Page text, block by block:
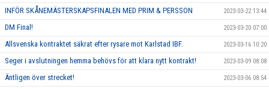
INFÖR SKÅNEMÄSTERSKAPSFINALEN MED PRIM & PERSSON 2023-03-22 13:44
DM Final! 2023-03-20 07:00
Allsvenska kontraktet säkrat efter rysare mot Karlstad IBF. 2023-03-16 10:20
Seger i avslutningen hemma behövs för att klara nytt kontrakt! 2023-03-09 08:08
Äntligen över strecket! 2023-03-06 08:54